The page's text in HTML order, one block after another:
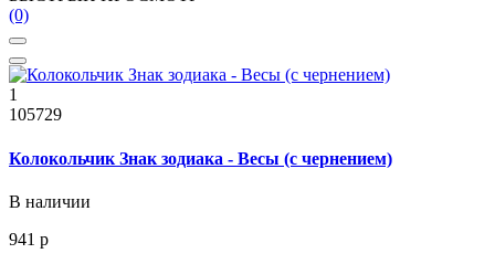
(0)
1
105729
Колокольчик Знак зодиака - Весы (с чернением)
В наличии
941 р